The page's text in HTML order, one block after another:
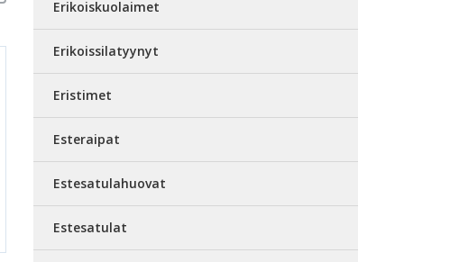
Erikoiskuolaimet
Erikoissilatyynyt
Eristimet
Esteraipat
Estesatulahuovat
Estesatulat